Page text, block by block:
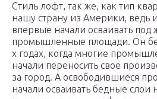
Стиль лофт, так же, как тип
нашу страну из Америки, ведь
впервые начали осваивать под
промышленные площади. Он
х годах, когда многие
начали переносить свое
за город. А освободившиеся
начали осваивать бедные слои